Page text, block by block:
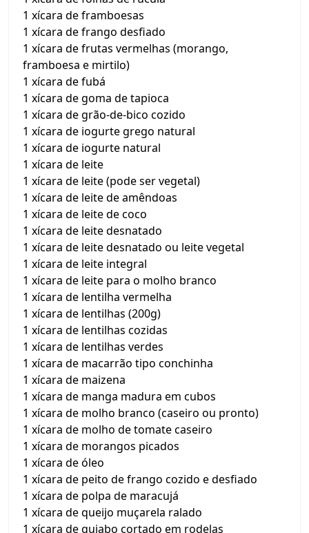
1 xícara de framboesas
1 xícara de frango desfiado
1 xícara de frutas vermelhas (morango,
framboesa e mirtilo)
1 xícara de fubá
1 xícara de goma de tapioca
1 xícara de grão-de-bico cozido
1 xícara de iogurte grego natural
1 xícara de iogurte natural
1 xícara de leite
1 xícara de leite (pode ser vegetal)
1 xícara de leite de amêndoas
1 xícara de leite de coco
1 xícara de leite desnatado
1 xícara de leite desnatado ou leite vegetal
1 xícara de leite integral
1 xícara de leite para o molho branco
1 xícara de lentilha vermelha
1 xícara de lentilhas (200g)
1 xícara de lentilhas cozidas
1 xícara de lentilhas verdes
1 xícara de macarrão tipo conchinha
1 xícara de maizena
1 xícara de manga madura em cubos
1 xícara de molho branco (caseiro ou pronto)
1 xícara de molho de tomate caseiro
1 xícara de morangos picados
1 xícara de óleo
1 xícara de peito de frango cozido e desfiado
1 xícara de polpa de maracujá
1 xícara de queijo muçarela ralado
1 xícara de quiabo cortado em rodelas